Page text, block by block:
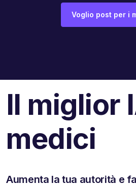
Voglio post per i
Il miglior
medici
Aumenta la tua autorità e